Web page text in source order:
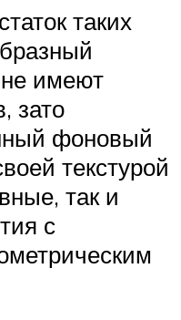
таких
имеют
зато
фоновый
текстурой
так и
с